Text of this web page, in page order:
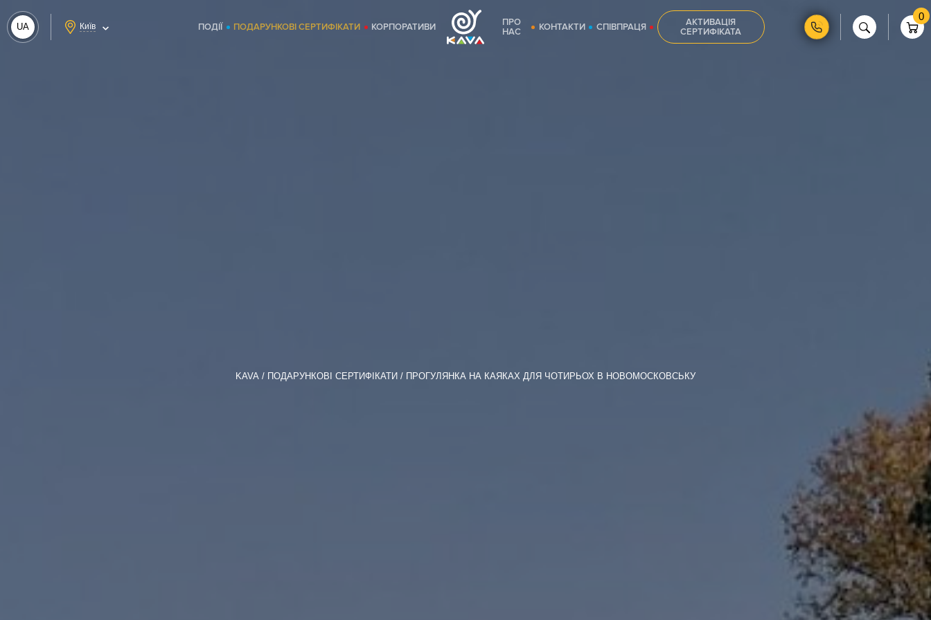
UA Київ ПОДІЇ ПОДАРУНКОВІ СЕРТИФІКАТИ КОРПОРАТИВИ
ПРО
НАС
КОНТАКТИ СПІВПРАЦЯ
АКТИВАЦІЯ
СЕРТИФІКАТА
0
KAVA ПОДАРУНКОВІ СЕРТИФІКАТИ ПРОГУЛЯНКА НА КАЯКАХ ДЛЯ ЧОТИРЬОХ В НОВОМОСКОВСЬКУ